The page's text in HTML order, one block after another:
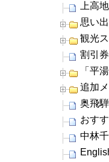
上高
思い
観光
割引
「平
追加
奥飛
おす
中林